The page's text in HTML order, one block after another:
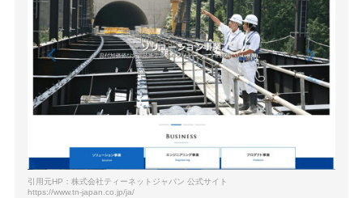
引用元HP：株式会社ティーネットジャパン 公式サイト
https://www.tn-japan.co.jp/ja/